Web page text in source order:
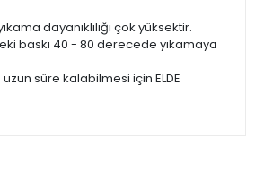
dayanıklılığı çok yüksektir.
baskı 40 - 80 derecede yıkamaya
uzun süre kalabilmesi için ELDE